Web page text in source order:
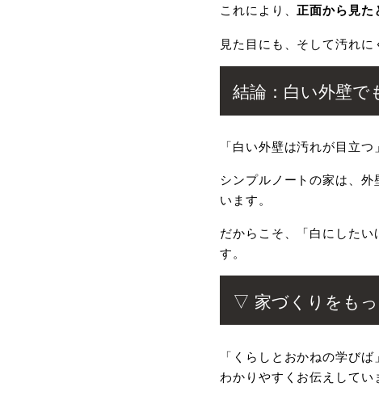
これにより、正面から見た
見た目にも、そして汚れに
結論：白い外壁で
「白い外壁は汚れが目立
シンプルノートの家は、
います。
だからこそ、「白にした
す。
▽ 家づくりをも
「くらしとおかねの学び
わかりやすくお伝えしてい